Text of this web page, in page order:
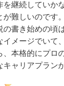
を継続していか
難しいのです。
の書き始めの頃
イメージでいて
、本格的にプロ
キャリアプラン